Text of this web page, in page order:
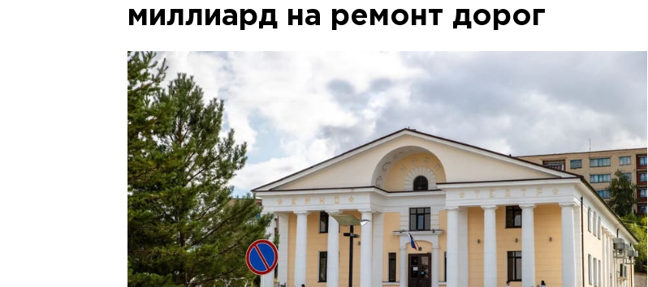
миллиард на ремонт дорог